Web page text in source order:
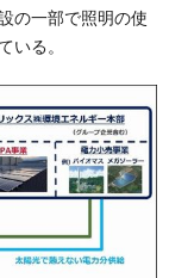
の一部で照明の使
いる。